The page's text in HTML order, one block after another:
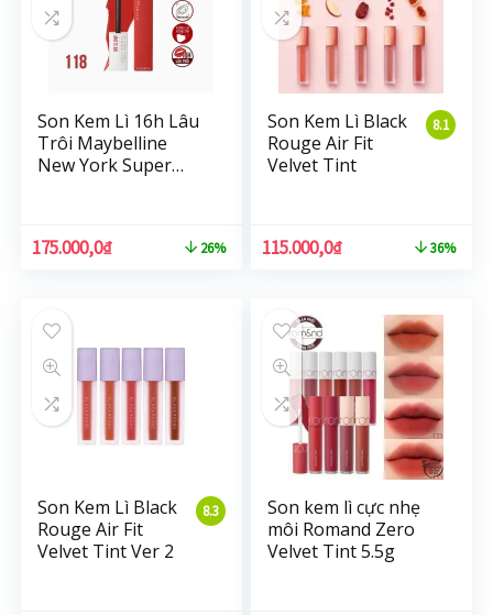
Son Kem Lì 16h Lâu
Trôi Maybelline
New York Super
175.000,0₫ 26%
8.1
Son Kem Lì Black
Rouge Air Fit
Velvet Tint
115.000,0₫ 36%
8.3
Son Kem Lì Black
Rouge Air Fit
Velvet Tint Ver 2
Son kem lì cực nhẹ
môi Romand Zero
Velvet Tint 5.5g